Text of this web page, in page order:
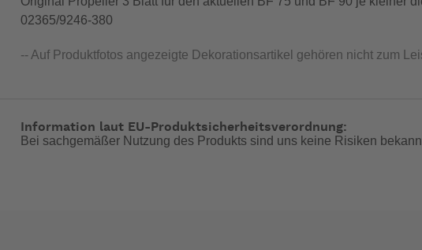
02365/9246-380
-- Auf Produktfotos angezeigte Dekorationsartikel gehören nicht zum
Information laut EU-Produktsicherheitsverordnung:
Bei sachgemäßer Nutzung des Produkts sind uns keine Risiken